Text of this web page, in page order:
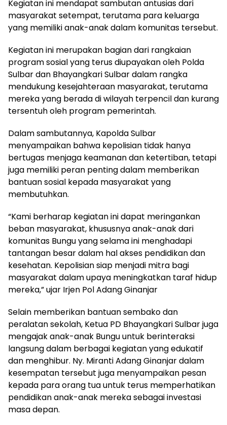
Kegiatan ini mendapat sambutan antusias dari
masyarakat setempat, terutama para keluarga
yang memiliki anak-anak dalam komunitas tersebut.
Kegiatan ini merupakan bagian dari rangkaian
program sosial yang terus diupayakan oleh Polda
Sulbar dan Bhayangkari Sulbar dalam rangka
mendukung kesejahteraan masyarakat, terutama
mereka yang berada di wilayah terpencil dan kurang
tersentuh oleh program pemerintah.
Dalam sambutannya, Kapolda Sulbar
menyampaikan bahwa kepolisian tidak hanya
bertugas menjaga keamanan dan ketertiban, tetapi
juga memiliki peran penting dalam memberikan
bantuan sosial kepada masyarakat yang
membutuhkan.
“Kami berharap kegiatan ini dapat meringankan
beban masyarakat, khususnya anak-anak dari
komunitas Bungu yang selama ini menghadapi
tantangan besar dalam hal akses pendidikan dan
kesehatan. Kepolisian siap menjadi mitra bagi
masyarakat dalam upaya meningkatkan taraf hidup
mereka,” ujar Irjen Pol Adang Ginanjar
Selain memberikan bantuan sembako dan
peralatan sekolah, Ketua PD Bhayangkari Sulbar juga
mengajak anak-anak Bungu untuk berinteraksi
langsung dalam berbagai kegiatan yang edukatif
dan menghibur. Ny. Miranti Adang Ginanjar dalam
kesempatan tersebut juga menyampaikan pesan
kepada para orang tua untuk terus memperhatikan
pendidikan anak-anak mereka sebagai investasi
masa depan.